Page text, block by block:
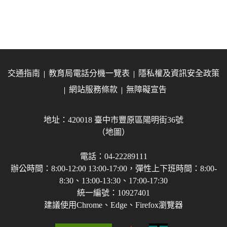
交通指南 教育局電話分機一覽表
隱私權及資訊安全政策
網站服務條款
無障礙宣告
地址：420018 臺中市豐原區陽明街36號
（地圖）
電話：04-22289111
辦公時間：8:00-12:00 13:00-17:00，彈性上下班時間：8:00-
8:30、13:00-13:30、17:00-17:30
統一編號：10927401
建議使用Chrome、Edge、Firefox瀏覽器